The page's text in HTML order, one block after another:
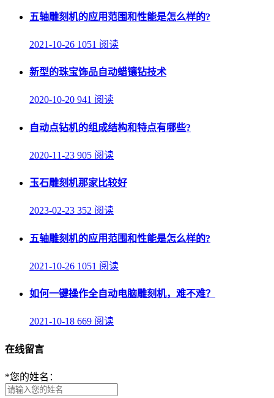
五轴雕刻机的应用范围和性能是怎么样的?
2021-10-26 1051 阅读
新型的珠宝饰品自动蜡镶钻技术
2020-10-20 941 阅读
自动点钻机的组成结构和特点有哪些?
2020-11-23 905 阅读
玉石雕刻机那家比较好
2023-02-23 352 阅读
五轴雕刻机的应用范围和性能是怎么样的?
2021-10-26 1051 阅读
如何一键操作全自动电脑雕刻机，难不难？
2021-10-18 669 阅读
在线留言
*您的姓名：